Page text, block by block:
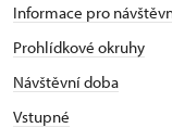
Informace pro
Prohlídkové okruhy
Návštěvní doba
Vstupné